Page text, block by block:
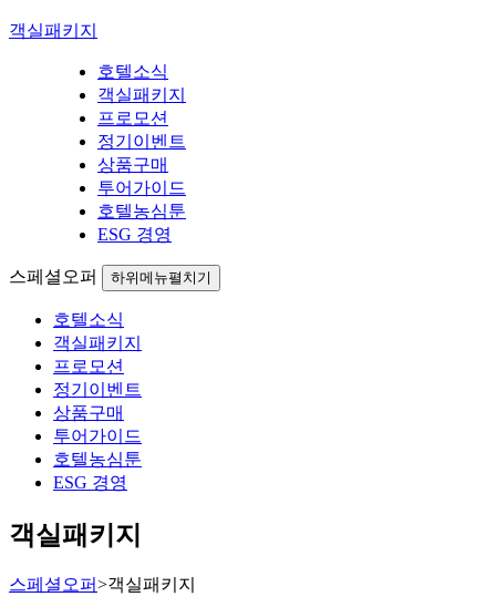
객실패키지
호텔소식
객실패키지
프로모션
정기이벤트
상품구매
투어가이드
호텔농심툰
ESG 경영
스페셜오퍼 하위메뉴펼치기
호텔소식
객실패키지
프로모션
정기이벤트
상품구매
투어가이드
호텔농심툰
ESG 경영
객실패키지
스페셜오퍼>객실패키지